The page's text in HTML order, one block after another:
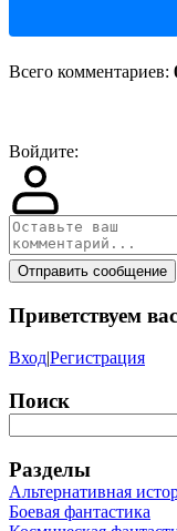
Всего комментариев:
Войдите:
Отправить сообщение
Приветствуем вас
Вход|Регистрация
Поиск
Разделы
Альтернативная
Боевая фантастика